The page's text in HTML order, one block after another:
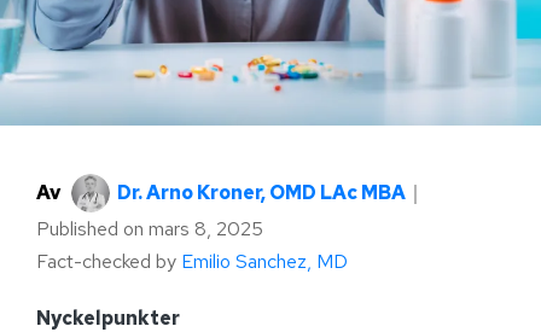
Av Dr. Arno Kroner, OMD LAc MBA ｜
Published on mars 8, 2025
Fact-checked by Emilio Sanchez, MD
Nyckelpunkter